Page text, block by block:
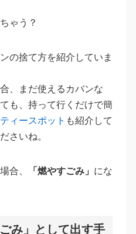
ゃう？
の捨て方を紹介していま
、まだ使えるカバンな
も、持って行くだけで簡
ィースポット も紹介して
さいね。
合、 「燃やすごみ」 にな
み」として出す手